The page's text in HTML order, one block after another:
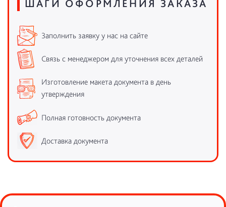
ШАГИ ОФОРМЛЕНИЯ ЗАКАЗА
Заполнить заявку у нас на сайте
Связь с менеджером для уточнения всех деталей
Изготовление макета документа в день
утверждения
Полная готовность документа
Доставка документа